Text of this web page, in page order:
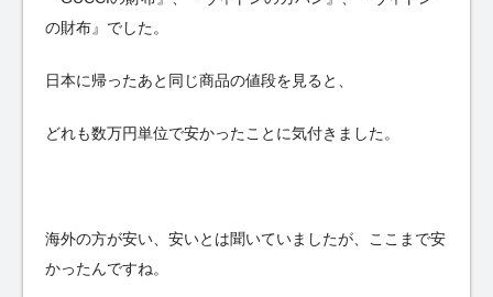
の財布』でした。
日本に帰ったあと同じ商品の値段を見ると、
どれも数万円単位で安かったことに気付きました。
海外の方が安い、安いとは聞いていましたが、ここまで安
かったんですね。